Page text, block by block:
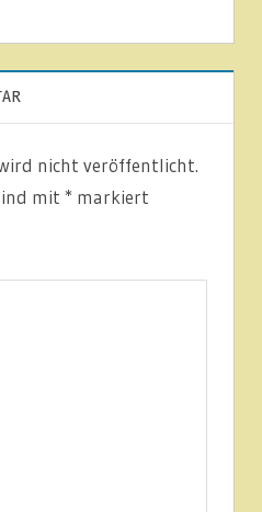
wird nicht veröffentlicht.
mit * markiert